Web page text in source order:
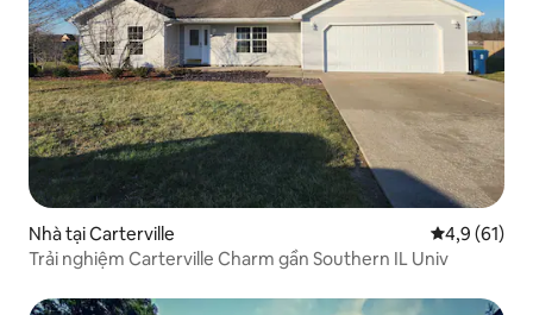
Nhà tại Carterville Xếp hạng
4,9 (61)
Trải nghiệm Carterville Charm gần Southern IL Univ